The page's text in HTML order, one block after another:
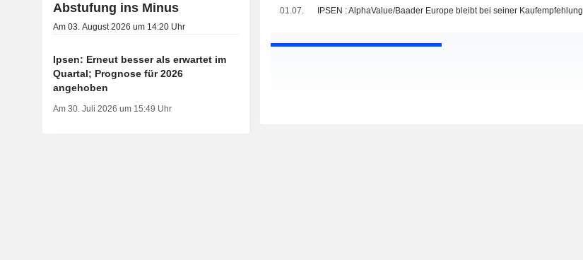
01.07. IPSEN : AlphaValue/Baader Europe bleibt bei seiner Kaufempfehlung
Abstufung ins Minus
Am 03. August 2026 um 14:20 Uhr
Ipsen: Erneut besser als erwartet im
Quartal; Prognose für 2026
angehoben
Am 30. Juli 2026 um 15:49 Uhr